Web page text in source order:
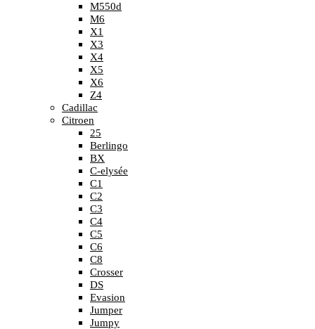
M550d
M6
X1
X3
X4
X5
X6
Z4
Cadillac
Citroen
25
Berlingo
BX
C-elysée
C1
C2
C3
C4
C5
C6
C8
Crosser
DS
Evasion
Jumper
Jumpy